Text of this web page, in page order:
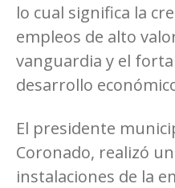
lo cual significa la
empleos de alto
vanguardia y el
desarrollo
El presidente
Coronado, realizó
instalaciones de la